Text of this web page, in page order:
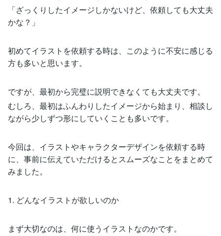
「ざっくりしたイメージしかないけど、依頼しても大丈夫
かな？」
初めてイラストを依頼する時は、このように不安に感じる
方も多いと思います。
ですが、最初から完璧に説明できなくても大丈夫です。
むしろ、最初はふんわりしたイメージから始まり、相談し
ながら少しずつ形にしていくことも多いです。
今回は、イラストやキャラクターデザインを依頼する時
に、事前に伝えていただけるとスムーズなことをまとめて
みました。
1. どんなイラストが欲しいのか
まず大切なのは、何に使うイラストなのかです。